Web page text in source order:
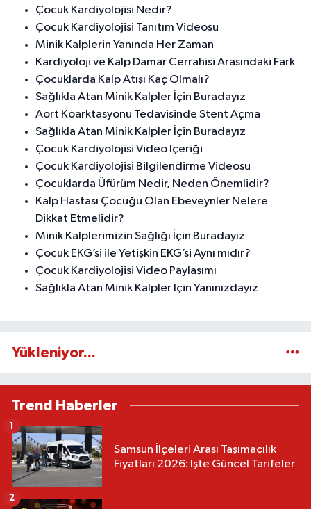
Çocuk Kardiyolojisi Nedir?
Çocuk Kardiyolojisi Tanıtım Videosu
Minik Kalplerin Yanında Her Zaman
Kardiyoloji ve Kalp Damar Cerrahisi Arasındaki Fark
Çocuklarda Kalp Atışı Kaç Olmalı?
Sağlıkla Atan Minik Kalpler İçin Buradayız
Aort Koarktasyonu Tedavisinde Stent Açma
Sağlıkla Atan Minik Kalpler İçin Buradayız
Çocuk Kardiyolojisi Video İçeriği
Çocuk Kardiyolojisi Bilgilendirme Videosu
Çocuklarda Üfürüm Nedir, Neden Önemlidir?
Kalp Hastası Çocuğu Olan Ebeveynler Nelere
Dikkat Etmelidir?
Minik Kalplerimizin Sağlığı İçin Buradayız
Çocuk EKG’si ile Yetişkin EKG’si Aynı mıdır?
Çocuk Kardiyolojisi Video Paylaşımı
Sağlıkla Atan Minik Kalpler İçin Yanınızdayız
Yükleniyor...
Trend Haberler
Samsun İlçeleri Arası Taşımacılık
Fiyatları 2026: İşte Güncel Tarifeler
1
2